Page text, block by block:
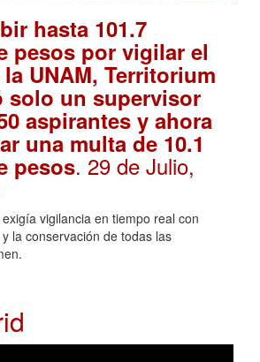
hasta 101.7
pesos por vigilar el
UNAM, Territorium
solo un supervisor
aspirantes y ahora
una multa de 10.1
pesos. 29 de Julio,
vigilancia en tiempo real con
la conservación de todas las